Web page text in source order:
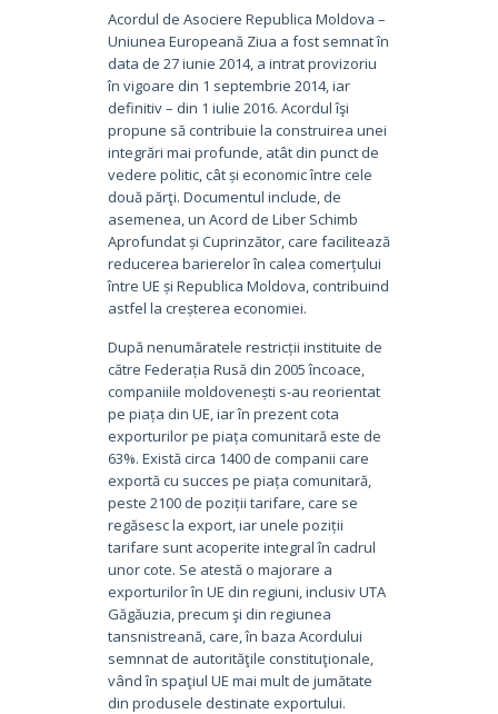
Acordul de Asociere Republica Moldova –
Uniunea Europeană Ziua a fost semnat în
data de 27 iunie 2014, a intrat provizoriu
în vigoare din 1 septembrie 2014, iar
definitiv – din 1 iulie 2016. Acordul îşi
propune să contribuie la construirea unei
integrări mai profunde, atât din punct de
vedere politic, cât și economic între cele
două părţi. Documentul include, de
asemenea, un Acord de Liber Schimb
Aprofundat și Cuprinzător, care facilitează
reducerea barierelor în calea comerțului
între UE și Republica Moldova, contribuind
astfel la creșterea economiei.
După nenumăratele restricții instituite de
către Federația Rusă din 2005 încoace,
companiile moldovenești s-au reorientat
pe piața din UE, iar în prezent cota
exporturilor pe piața comunitară este de
63%. Există circa 1400 de companii care
exportă cu succes pe piața comunitară,
peste 2100 de poziții tarifare, care se
regăsesc la export, iar unele poziții
tarifare sunt acoperite integral în cadrul
unor cote. Se atestă o majorare a
exporturilor în UE din regiuni, inclusiv UTA
Găgăuzia, precum şi din regiunea
tansnistreană, care, în baza Acordului
semnnat de autorităţile constituţionale,
vând în spaţiul UE mai mult de jumătate
din produsele destinate exportului.